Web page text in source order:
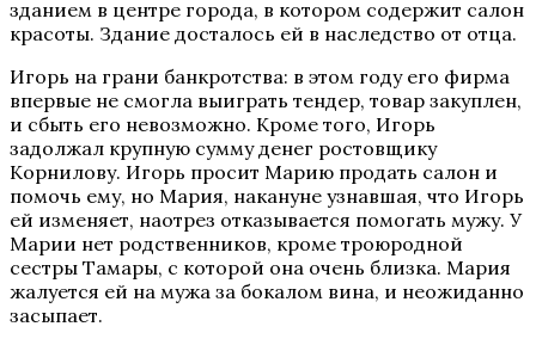
зданием в центре города, в котором содержит салон
красоты. Здание досталось ей в наследство от отца.
Игорь на грани банкротства: в этом году его фирма
впервые не смогла выиграть тендер, товар закуплен,
и сбыть его невозможно. Кроме того, Игорь
задолжал крупную сумму денег ростовщику
Корнилову. Игорь просит Марию продать салон и
помочь ему, но Мария, накануне узнавшая, что Игорь
ей изменяет, наотрез отказывается помогать мужу. У
Марии нет родственников, кроме троюродной
сестры Тамары, с которой она очень близка. Мария
жалуется ей на мужа за бокалом вина, и неожиданно
засыпает.